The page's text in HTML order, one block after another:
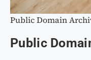
Public Domain
Public